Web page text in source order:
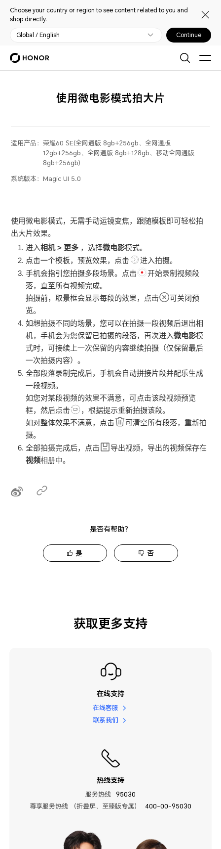
Choose your country or region to see content related to you and
shop directly.
Global / English Continue
使用微电影模式拍大片
适用产品： 荣耀60 SE(全网通版 8gb+256gb、全网通版
12gb+256gb、全网通版 8gb+128gb、移动全网通版
8gb+256gb)
系统版本：Magic UI 5.0
使用微电影模式，无需手动运镜变焦，跟随模板即可轻松拍
出大片效果。
进入相机> 更多 ，选择微电影模式。
点击一个模板，预览效果，点击
进入拍摄。
手机会指引您拍摄多段场景。点击
开始录制视频段
落，直至所有视频完成。
拍摄前，取景框会显示每段的效果，点击
可关闭预
览。
如想拍摄不同的场景，您可以在拍摄一段视频后退出相
机，手机会为您保留已拍摄的段落，再次进入微电影模
式时，可接续上一次保留的内容继续拍摄（仅保留最后
一次拍摄内容）。
全部段落录制完成后，手机会自动拼接片段并配乐生成
一段视频。
如您对某段视频的效果不满意，可点击该段视频预览
框，然后点击
，根据提示重新拍摄该段。
如对整体效果不满意，点击
可清空所有段落，重新拍
摄。
全部拍摄完成后，点击
导出视频，导出的视频保存在
视频相册中。
是否有帮助？
是 否
获取更多支持
在线支持
在线客服
联系我们
热线支持
服务热线
95030
尊享服务热线 （折叠屏、至臻版专属）
400-00-95030